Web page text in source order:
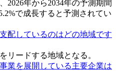
2026年から2034年の予測期間
で成長すると予測されてい
配しているのはどの地域です
リードする地域となる。
業を展開している主要企業は